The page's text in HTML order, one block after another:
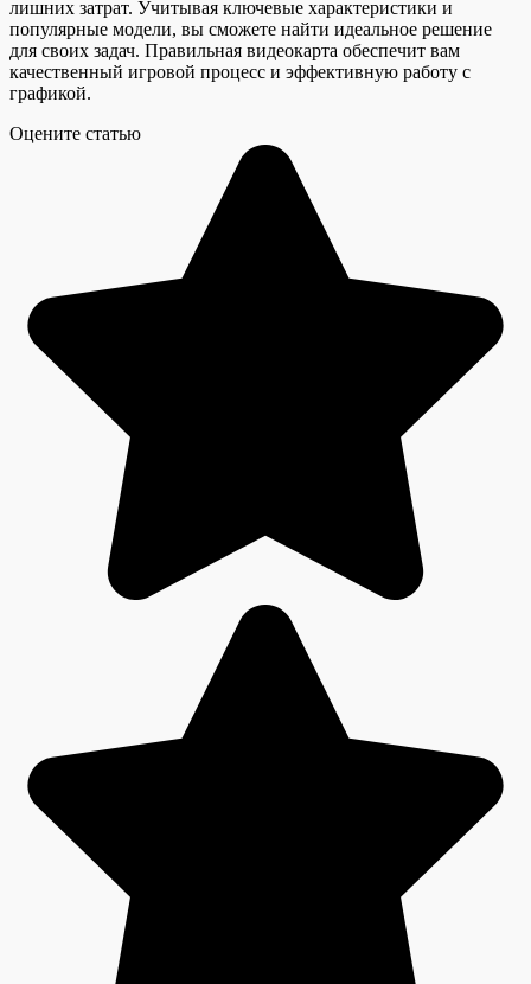
лишних затрат. Учитывая ключевые характеристики и
популярные модели, вы сможете найти идеальное решение
для своих задач. Правильная видеокарта обеспечит вам
качественный игровой процесс и эффективную работу с
графикой.
Оцените статью